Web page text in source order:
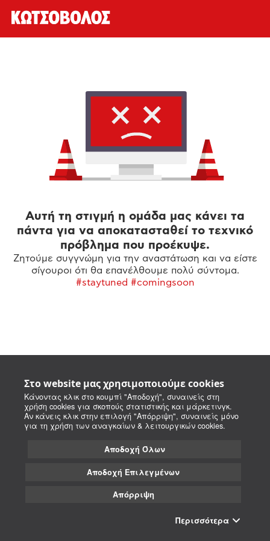
Στο website μας χρησιμοποιούμε cookies
Κάνοντας κλικ στο κουμπί "Αποδοχή", συναινείς στη
χρήση cookies για σκοπούς στατιστικής και μάρκετινγκ.
Αν κάνεις κλικ στην επιλογή "Απόρριψη", συναινείς μόνο
για τη χρήση των αναγκαίων & λειτουργικών cookies.
Αποδοχή Όλων
Αποδοχή Επιλεγμένων
Απόρριψη
Περισσότερα
Αυτή τη στιγμή η ομάδα μας κάνει τα
πάντα για να αποκατασταθεί το τεχνικό
πρόβλημα που προέκυψε.
Ζητούμε συγγνώμη για την αναστάτωση και να είστε
σίγουροι ότι θα επανέλθουμε πολύ σύντομα.
#staytuned #comingsoon